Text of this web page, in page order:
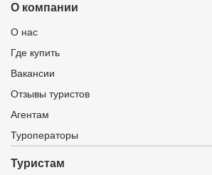
О компании
О нас
Где купить
Вакансии
Отзывы туристов
Агентам
Туроператоры
Туристам